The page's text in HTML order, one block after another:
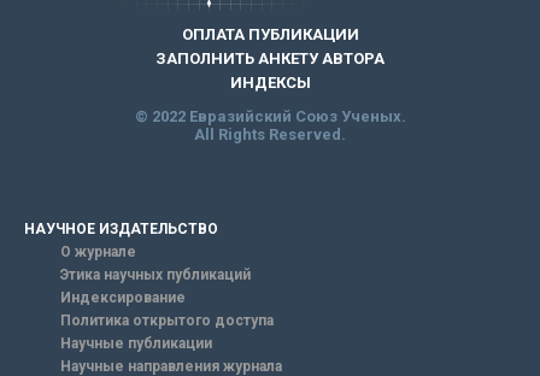
ОПЛАТА ПУБЛИКАЦИИ
ЗАПОЛНИТЬ АНКЕТУ АВТОРА
ИНДЕКСЫ
© 2022 Евразийский Союз Ученых.
All Rights Reserved.
НАУЧНОЕ ИЗДАТЕЛЬСТВО
О журнале
Этика научных публикаций
Индексирование
Политика открытого доступа
Научные публикации
Научные направления журнала